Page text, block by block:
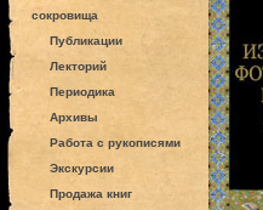
сокровища
Публикации
Лекторий
Периодика
Архивы
Работа с рукописями
Экскурсии
Продажа книг